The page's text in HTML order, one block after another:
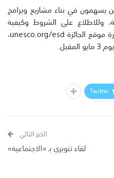
يسهمون في بناء مشاريع وبرامج
وللاطلاع على الشروط وكيفية
الاشتراك وتعبئة الاستمارة يرجى زيارة موقع الجائزة unesco.org/esd،
Twitter
الخبر التالي
لقاء تنويري بـ «الاجتماعية»